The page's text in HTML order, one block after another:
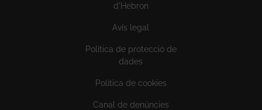
d'Hebron
Avís legal
Política de protecció de
dades
Política de cookies
Canal de denúncies